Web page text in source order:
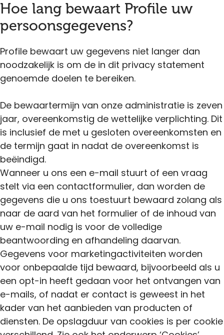
Hoe lang bewaart Profile uw
persoonsgegevens?
Profile bewaart uw gegevens niet langer dan
noodzakelijk is om de in dit privacy statement
genoemde doelen te bereiken.
De bewaartermijn van onze administratie is zeven
jaar, overeenkomstig de wettelijke verplichting. Dit
is inclusief de met u gesloten overeenkomsten en
de termijn gaat in nadat de overeenkomst is
beëindigd.
Wanneer u ons een e-mail stuurt of een vraag
stelt via een contactformulier, dan worden de
gegevens die u ons toestuurt bewaard zolang als
naar de aard van het formulier of de inhoud van
uw e-mail nodig is voor de volledige
beantwoording en afhandeling daarvan.
Gegevens voor marketingactiviteiten worden
voor onbepaalde tijd bewaard, bijvoorbeeld als u
een opt-in heeft gedaan voor het ontvangen van
e-mails, of nadat er contact is geweest in het
kader van het aanbieden van producten of
diensten. De opslagduur van cookies is per cookie